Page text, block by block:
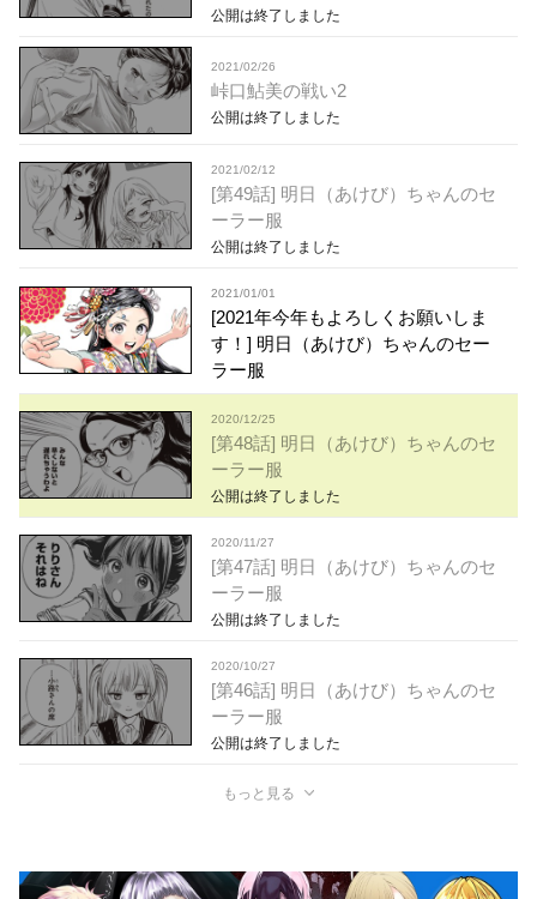
公開は終了しました
2021/02/26
峠口鮎美の戦い2
公開は終了しました
2021/02/12
[第49話] 明日（あけび）ちゃんのセ
ーラー服
公開は終了しました
2021/01/01
[2021年今年もよろしくお願いしま
す！] 明日（あけび）ちゃんのセー
ラー服
2020/12/25
[第48話] 明日（あけび）ちゃんのセ
ーラー服
公開は終了しました
2020/11/27
[第47話] 明日（あけび）ちゃんのセ
ーラー服
公開は終了しました
2020/10/27
[第46話] 明日（あけび）ちゃんのセ
ーラー服
公開は終了しました
もっと見る